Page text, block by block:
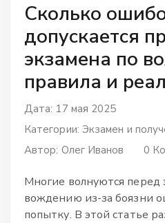
Сколько
допускается
экзамена по
правила и
Дата: 17 мая 2025
Категории: Экзамен и
Автор: Олег Иванов 0
Многие волнуются перед
вождению из-за боязни
попытку. В этой статье